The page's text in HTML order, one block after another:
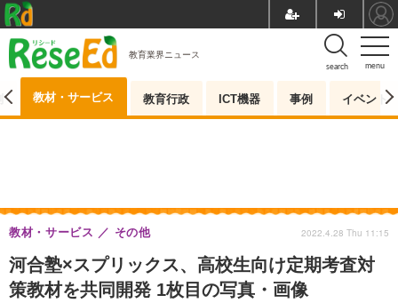
menu
search
教育業界ニュース
教材・サービス 教育行政 ICT機器 事例 イベント
河合塾×スプリックス、高校生向け定期考査対
策教材を共同開発 1枚目の写真・画像
教材・サービス その他 2022.4.28 Thu 11:15